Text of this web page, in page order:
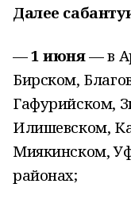
Далее
—1 июня— в
Бирском,
Гафурийском,
Илишевском,
Миякинском,
районах;